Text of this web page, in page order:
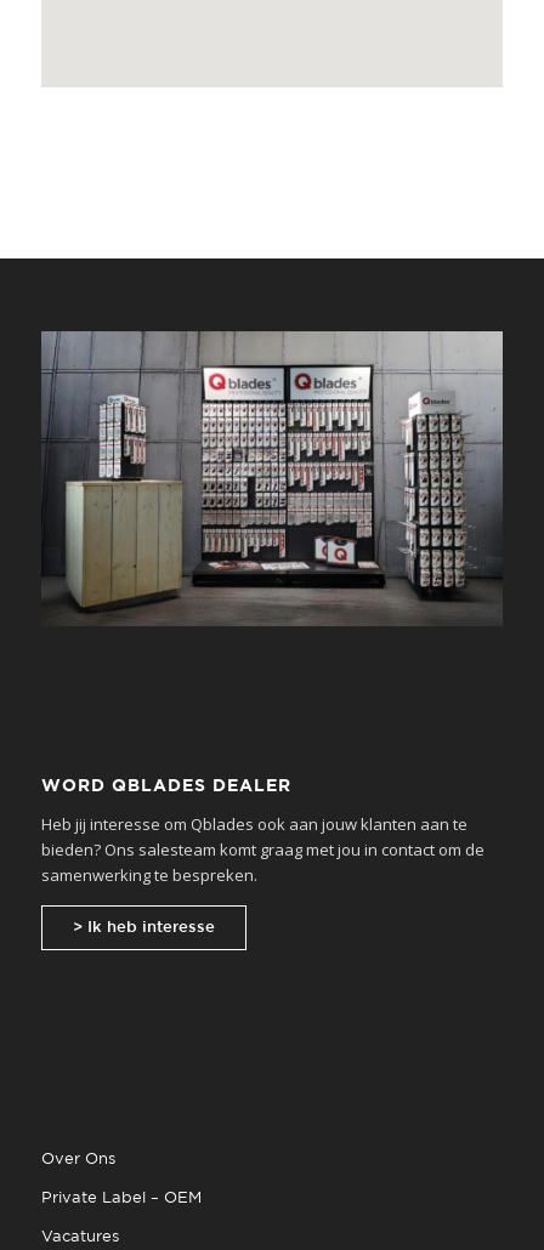
WORD QBLADES DEALER
Heb jij interesse om Qblades ook aan jouw klanten aan te
bieden? Ons salesteam komt graag met jou in contact om de
samenwerking te bespreken.
> Ik heb interesse
Over Ons
Private Label – OEM
Vacatures